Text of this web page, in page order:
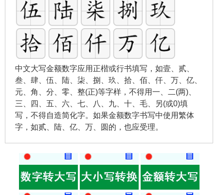
中文大写金额数字应用正楷或行书填写，如壹、贰、
叁、肆、伍、陆、柒、捌、玖、拾、佰、仟、万、亿、
元、角、分、零、整(正)等字样，不得用一、二(两)、
三、四、五、六、七、八、九、十、毛、另(或0)填
写，不得自造简化字。如果金额数字书写中使用繁体
字，如贰、陆、亿、万、圆的，也应受理。